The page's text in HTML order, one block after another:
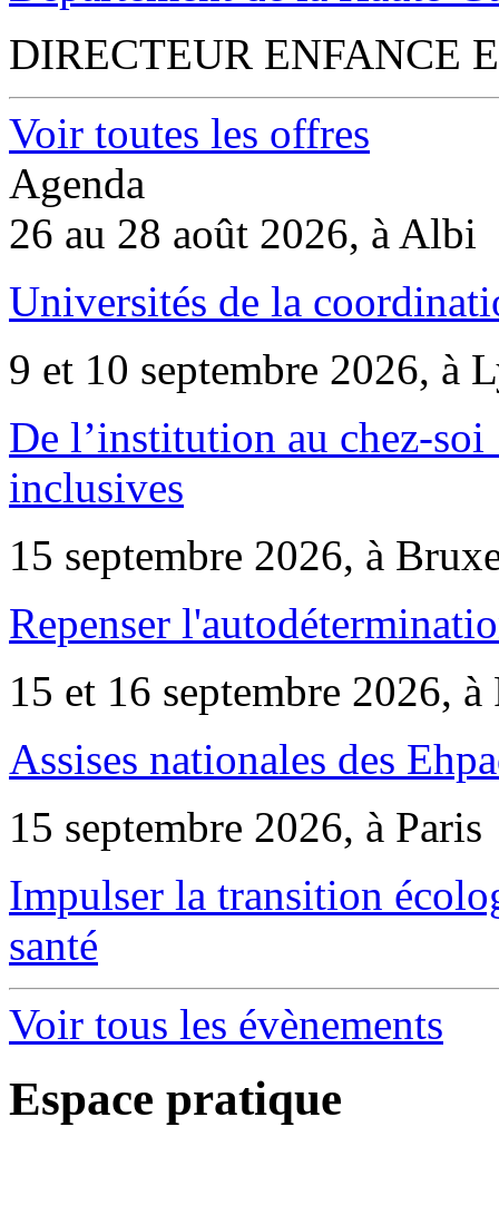
DIRECTEUR ENFANCE
Voir toutes les offres
Agenda
26 au 28 août 2026, à Albi
Universités de la
9 et 10 septembre 2026, à
De l’institution au chez-
inclusives
15 septembre 2026, à
Repenser
15 et 16 septembre 2026, à
Assises nationales des
15 septembre 2026, à Paris
Impulser la transition
santé
Voir tous les évènements
Espace pratique